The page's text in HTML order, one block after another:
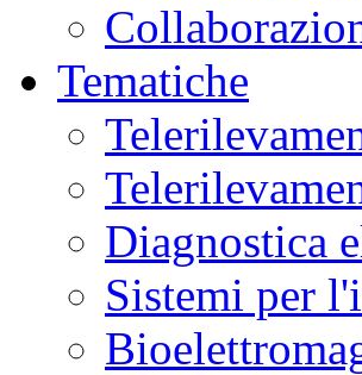
Tematiche
Diagnostica
Sistemi per